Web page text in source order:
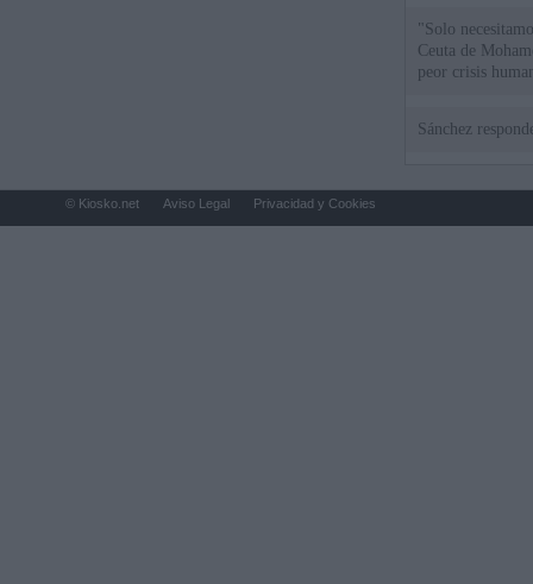
"Solo
Ceuta de
peor crisis
Sánchez
© Kiosko.net Aviso Legal Privacidad y Cookies